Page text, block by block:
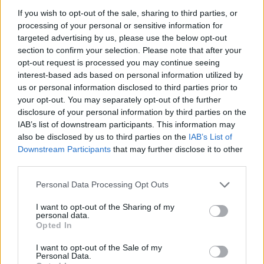
If you wish to opt-out of the sale, sharing to third parties, or
processing of your personal or sensitive information for
targeted advertising by us, please use the below opt-out
section to confirm your selection. Please note that after your
opt-out request is processed you may continue seeing
interest-based ads based on personal information utilized by
us or personal information disclosed to third parties prior to
your opt-out. You may separately opt-out of the further
disclosure of your personal information by third parties on the
IAB’s list of downstream participants. This information may
also be disclosed by us to third parties on the IAB’s List of
Downstream Participants that may further disclose it to other
Please note that this website/app uses one or more Google
not limited to your visit or usage behaviour. You may click to
grant or deny consent to Google and its third-party tags to
use your data for below specified purposes in below Google
consent section.
Personal Data Processing Opt Outs
I want to opt-out of the Sharing of my
personal data.
Opted In
I want to opt-out of the Sale of my
Personal Data.
kilométeres átlagsebességet, valamint
Amerikából indulva Európa felé addig még
senki sem jutott ilyen messzire a szárazföld
belsejébe, mint ők.
Sajnálatos módon Endresz György nem
élvezhette sokáig a dicsőséget: a következő
évben Rómában halálos balesetet szenvedett
a Justice for Hungary-vel - emlékezett Juhász
István.
az MTI-nek elmondta, a múzeumban három
vitrin és hat tabló idézi fel a nyolcvan évvel
ezelőtti vállalkozás történetét, előzményeit
és utóéletét.
Korabeli fotográfiák, dokumentumok és